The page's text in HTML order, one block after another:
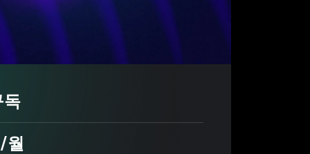
독
/월